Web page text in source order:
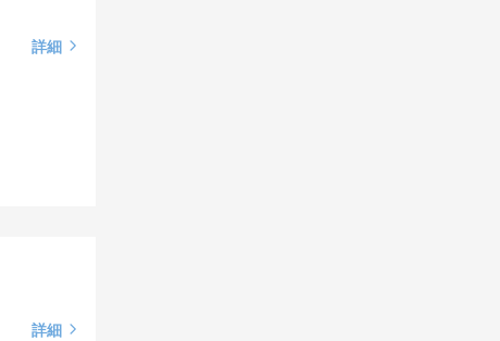
詳細
詳細